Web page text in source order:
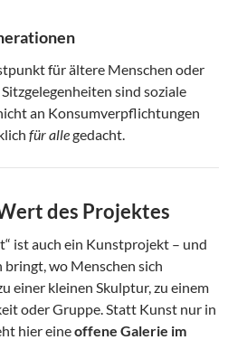
für ältere Menschen oder
sind soziale
an Konsumverpflichtungen
für allegedacht.
des Projektes
ist auch ein Kunstprojekt – und
bringt, wo Menschen sich
einer kleinen Skulptur, zu einem
oder Gruppe. Statt Kunst nur in
hier eineoffene Galerie im